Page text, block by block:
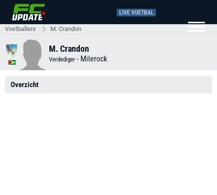
LIVE VOETBAL
Voetballers M. Crandon
M. Crandon
Verdediger - Milerock
Overzicht